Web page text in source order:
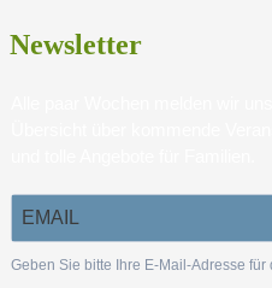
Newsletter
Geben Sie bitte Ihre E-Mail-Adresse für